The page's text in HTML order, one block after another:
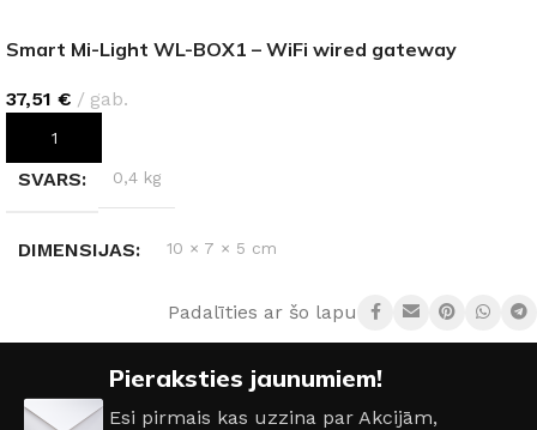
Smart Mi-Light WL-BOX1 – WiFi wired gateway
37,51 € gab.
PIEVIENOT GROZAM
SVARS 0,4 kg
DIMENSIJAS 10 × 7 × 5 cm
DC:5 V
SAVIENOJAMĪBA Wi-Fi
Padalīties ar šo lapu:
Pieraksties jaunumiem!
Esi pirmais kas uzzina par Akcijām,